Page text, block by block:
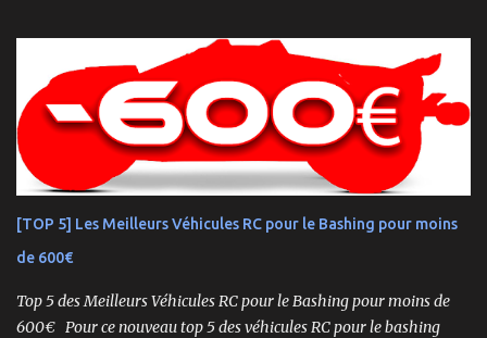
de boîte. 🏆 Héritage de Compétition, Prêt pour l’Aventure Basé sur
une plateforme au palmarès impressionnant — dont plusieurs
titres de champion du monde — le NEO 4.0 est conçu pour la
performance pure. Que vous soyez débutant ou mordu confirmé ,
ce buggy offre une prise en main rapide , une construction robuste
et une conduite précise , aussi bien sur piste que sur terrain
assemblé Moteur thermique KE21SP avec lanceur manuel
Électronique installée Carrosserie peinte et décorée Radio à volant
[TOP 5] Les Meilleurs Véhicules RC pour le Bashing pour moins
de 600€
Top 5 des Meilleurs Véhicules RC pour le Bashing pour moins de
600€ Pour ce nouveau top 5 des véhicules RC pour le bashing